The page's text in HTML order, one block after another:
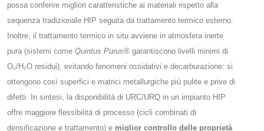
possa conferire migliori caratteristiche ai materiali rispetto alla
sequenza tradizionale HIP seguita da trattamento termico esterno.
Inoltre, il trattamento termico in situ avviene in atmosfera inerte
pura (sistemi come Quintus Purus® garantiscono livelli minimi di
O₂/H₂O residui), evitando fenomeni ossidativi e decarburazione: si
ottengono così superfici e matrici metallurgiche più pulite e prive di
difetti​. In sintesi, la disponibilità di URC/URQ in un impianto HIP
offre maggiore flessibilità di processo (cicli combinati di
densificazione e trattamento) e miglior controllo delle proprietà